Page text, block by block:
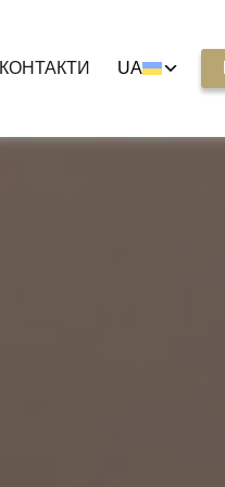
КОНТАКТИ UA